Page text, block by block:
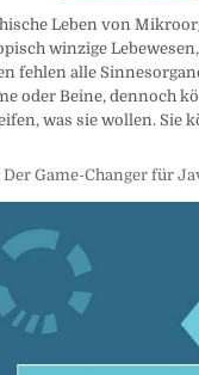
Leben von
winzige
fehlen alle
oder Beine, dennoch
was sie wollen. Sie
Der Game-Changer für